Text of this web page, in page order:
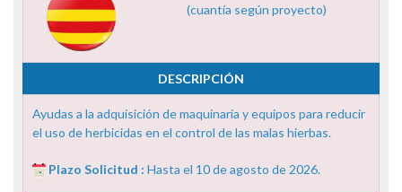
(cuantía según proyecto)
DESCRIPCIÓN
Ayudas a la adquisición de maquinaria y equipos para reducir
el uso de herbicidas en el control de las malas hierbas.
Plazo Solicitud : Hasta el 10 de agosto de 2026.